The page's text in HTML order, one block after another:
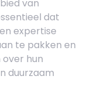
van
dat
expertise
te pakken en
hun
duurzaam